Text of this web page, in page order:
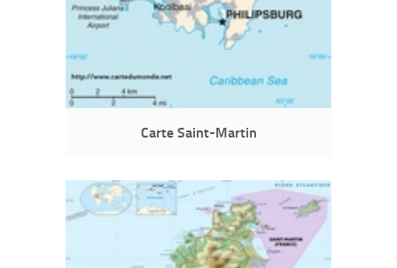
Carte Saint-Martin